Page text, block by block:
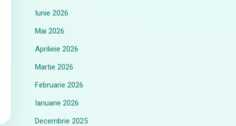
Iunie 2026
Mai 2026
Aprilieie 2026
Martie 2026
Februarie 2026
Ianuarie 2026
Decembrie 2025